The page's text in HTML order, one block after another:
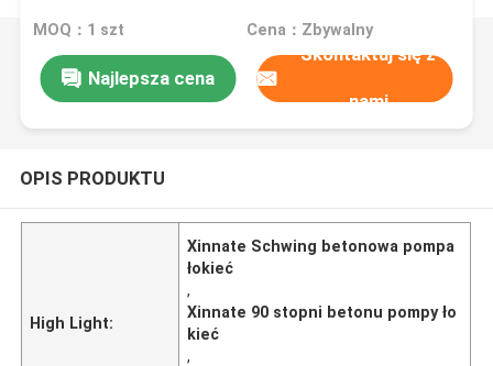
MOQ：1 szt Cena：Zbywalny
Najlepsza cena
Skontaktuj się z
nami
OPIS PRODUKTU
High Light:
Xinnate Schwing betonowa pompa
łokieć
,
Xinnate 90 stopni betonu pompy ło
kieć
,